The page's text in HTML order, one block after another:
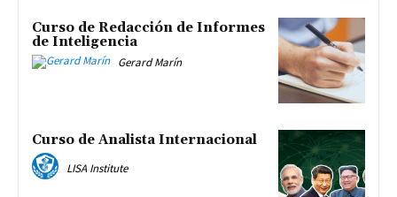
Curso de Redacción de Informes
de Inteligencia
Gerard Marín
Curso de Analista Internacional
LISA Institute